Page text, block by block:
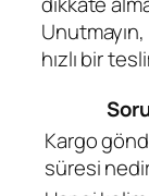
Unutmayın,
hızlı bir
Kargo
süresi